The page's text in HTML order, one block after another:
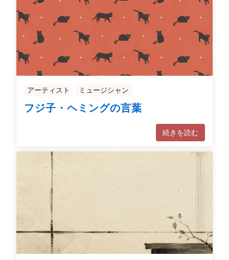
アーティスト ミュージシャン
フジ子・ヘミングの言葉
続きを読む